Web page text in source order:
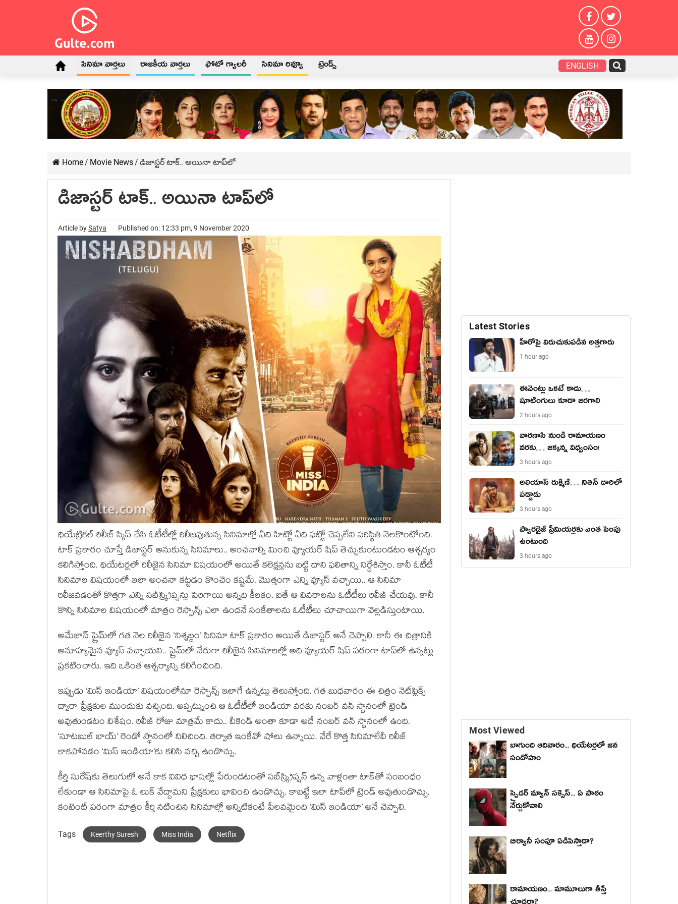
సినిమా వార్తలు రాజకీయ వార్తలు ఫోటో గ్యాలరీ సినిమా రివ్యూ ట్రెండ్స్ ENGLISH
Home / Movie News / డిజాస్టర్ టాక్.. అయినా టాప్‌లో
డిజాస్టర్ టాక్.. అయినా టాప్‌లో
Article bySatya Published on: 12:33 pm, 9 November 2020
థియేట్రికల్ రిలీజ్ స్కిప్ చేసి ఓటీటీల్లో రిలీజవుతున్న సినిమాల్లో ఏది హిట్టో ఏది ఫట్టో చెప్పలేని పరిస్థితి నెలకొంటోంది.
టాక్ ప్రకారం చూస్తే డిజాస్టర్ అనుకున్న సినిమాలు.. అంచనాల్ని మించి వ్యూయర్ షిప్‌ తెచ్చుకుంటుండటం ఆశ్చర్యం
కలిగిస్తోంది. థియేటర్లలో రిలీజైన సినిమా విషయంలో అయితే కలెక్షన్లను బట్టి దాని ఫలితాన్ని నిర్దేశిస్తాం. కానీ ఓటీటీ
సినిమాల విషయంలో ఇలా అంచనా కట్టడం కొంచెం కష్టమే. మొత్తంగా ఎన్ని వ్యూస్ వచ్చాయి.. ఆ సినిమా
రిలీజవడంతో కొత్తగా ఎన్ని సబ్‌స్క్రిప్షన్లు పెరిగాయి అన్నది కీలకం. ఐతే ఆ వివరాలను ఓటీటీలు రిలీజ్ చేయవు. కానీ
కొన్ని సినిమాల విషయంలో మాత్రం రెస్పాన్స్ ఎలా ఉందనే సంకేతాలను ఓటీటీలు చూచాయిగా వెల్లడిస్తుంటాయి.
అమేజాన్ ప్రైమ్‌లో గత నెల రిలీజైన ‘నిశ్శబ్దం’ సినిమా టాక్ ప్రకారం అయితే డిజాస్టర్ అనే చెప్పాలి. కానీ ఈ చిత్రానికి
అనూహ్యమైన వ్యూస్ వచ్చాయని.. ప్రైమ్‌లో నేరుగా రిలీజైన సినిమాలల్లో అది వ్యూయర్ షిప్ పరంగా టాప్‌లో ఉన్నట్లు
ప్రకటించారు. ఇది ఒకింత ఆశ్చర్యాన్ని కలిగించింది.
ఇప్పుడు ‘మిస్ ఇండియా’ విషయంలోనూ రెస్పాన్స్ ఇలాగే ఉన్నట్లు తెలుస్తోంది. గత బుధవారం ఈ చిత్రం నెట్‌ఫ్లిక్స్
ద్వారా ప్రేక్షకుల ముందుకు వచ్చింది. అప్పట్నుంచి ఆ ఓటీటీలో ఇండియా వరకు నంబర్ వన్ స్థానంలో ట్రెండ్
అవుతుండటం విశేషం. రిలీజ్ రోజు మాత్రమే కాదు.. వీకెండ్ అంతా కూడా అదే నంబర్ వన్‌ స్థానంలో ఉంది.
‘సూటబుల్ బాయ్’ రెండో స్థానంలో నిలిచింది. తర్వాత ఇంకేవో షోలు ఉన్నాయి. వేరే కొత్త సినిమాలేవీ రిలీజ్
కాకపోవడం ‘మిస్ ఇండియా’కు కలిసి వచ్చి ఉండొచ్చు.
కీర్తి సురేష్‌కు తెలుగులో అనే కాక వివిధ భాషల్లో పేరుండటంతో సబ్‌స్క్రిప్షన్ ఉన్న వాళ్లంతా టాక్‌తో సంబంధం
లేకుండా ఆ సినిమాపై ఓ లుక్ వేద్దామని ప్రేక్షకులు భావించి ఉండొచ్చు. కాబట్టే ఇలా టాప్‌లో ట్రెండ్ అవుతుండొచ్చు.
కంటెంట్ పరంగా మాత్రం కీర్తి నటించిన సినిమాల్లో అన్నిటికంటే పేలవమైంది ‘మిస్ ఇండియా’ అనే చెప్పాలి.
Tags Keerthy Suresh Miss India Netflix
Latest Stories
హీరోపై విరుచుకుపడిన అత్తగారు
1 hour ago
ఈవెంట్లు ఒకటే కాదు…
షూటింగులు కూడా జరగాలి
2 hours ago
వారణాసి నుండి రామాయణం
వరకు… జక్కన్న విధ్వంసం!
3 hours ago
అలియాస్ రుక్మిణి… నితిన్ దారిలో
పడ్డాడు
3 hours ago
ప్యారడైజ్ ప్రీమియర్లకు ఎంత పెంపు
ఉంటుంది
3 hours ago
Most Viewed
బాగుంది ఆదివారం... థియేటర్లలో జన
సందోహం
స్పైడర్ మ్యాన్ సక్సెస్... ఏ పాఠం
నేర్చుకోవాలి
బిర్యానీ సంపూ ఏడిపిస్తాడా?
రామాయణం... మామూలుగా తీస్తే